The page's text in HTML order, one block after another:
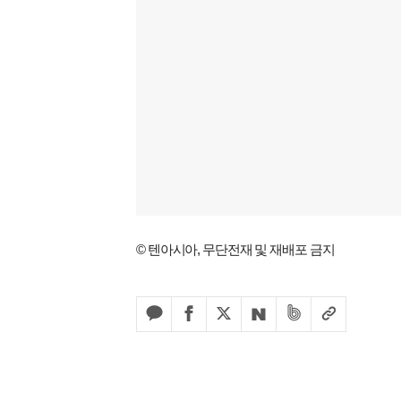
© 텐아시아, 무단전재 및 재배포 금지